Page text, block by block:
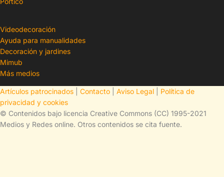
Videodecoración
Ayuda para manualidades
Decoración y jardines
Mimub
Más medios
Artículos patrocinados Contacto Aviso Legal
Política de
privacidad y cookies
© Contenidos bajo licencia Creative Commons (CC) 1995-2021
Medios y Redes online. Otros contenidos se cita fuente.